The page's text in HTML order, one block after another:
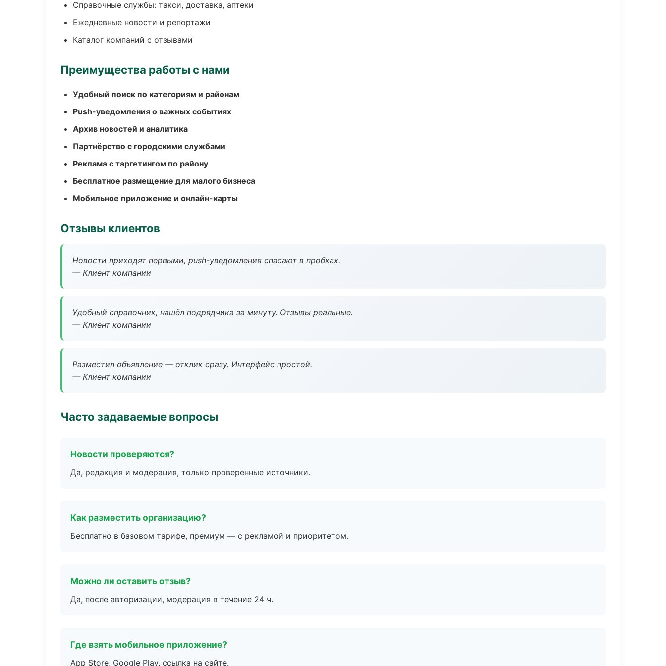
Справочные службы: такси, доставка, аптеки
Ежедневные новости и репортажи
Каталог компаний с отзывами
Преимущества работы с нами
Удобный поиск по категориям и районам
Push-уведомления о важных событиях
Архив новостей и аналитика
Партнёрство с городскими службами
Реклама с таргетингом по району
Бесплатное размещение для малого бизнеса
Мобильное приложение и онлайн-карты
Отзывы клиентов
Новости приходят первыми, push-уведомления спасают в пробках.
— Клиент компании
Удобный справочник, нашёл подрядчика за минуту. Отзывы реальные.
— Клиент компании
Разместил объявление — отклик сразу. Интерфейс простой.
— Клиент компании
Часто задаваемые вопросы
Новости проверяются?
Да, редакция и модерация, только проверенные источники.
Как разместить организацию?
Бесплатно в базовом тарифе, премиум — с рекламой и приоритетом.
Можно ли оставить отзыв?
Да, после авторизации, модерация в течение 24 ч.
Где взять мобильное приложение?
App Store, Google Play, ссылка на сайте.